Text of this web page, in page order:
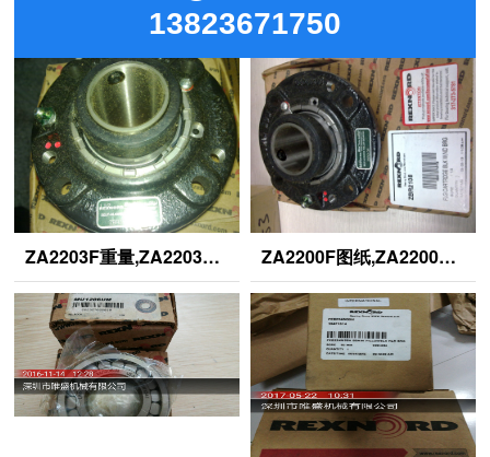
13823671750
ZA2203F重量,ZA2203F尺寸,ZA2203F参数 ZA2200F图纸,ZA2200F 采购价格ZA2200F,ZA2200F货期